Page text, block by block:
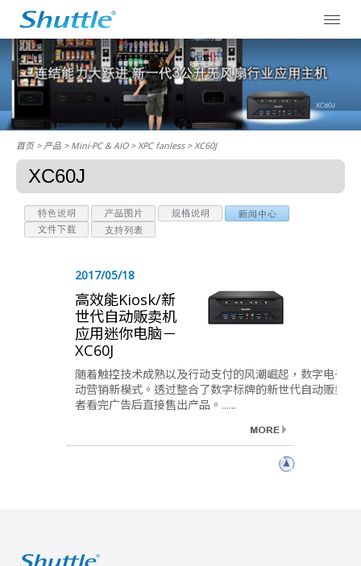
首页> 产品 > Mini-PC & AIO >XPC fanless> XC60J
XC60J
2017/05/18
高效能Kiosk/新
世代自动贩卖机
应用迷你电脑－
XC60J
随着触控技术成熟以及行动支付的风潮崛起，数字电子
动营销新模式。透过整合了数字标牌的新世代自动贩卖
者看完广告后直接售出产品。......